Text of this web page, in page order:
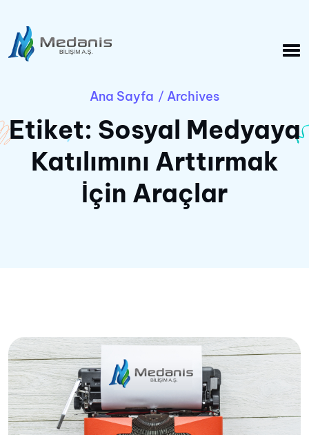
Ana Sayfa / Archives
Etiket: Sosyal Medyaya
Katılımını Arttırmak
İçin Araçlar